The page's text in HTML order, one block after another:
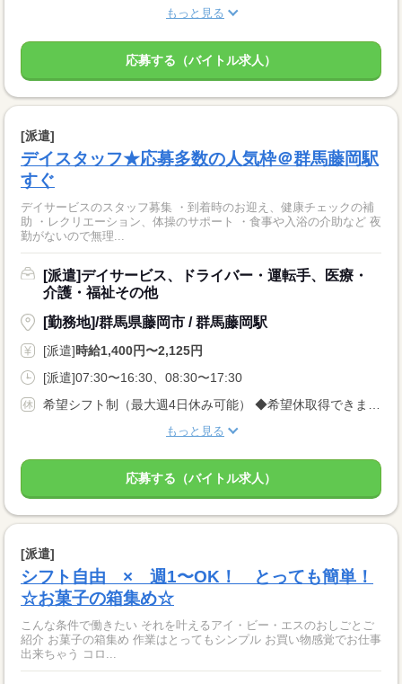
もっと見る
応募する（バイトル求人）
[派遣]
デイスタッフ★応募多数の人気枠＠群馬藤岡駅
すぐ
デイサービスのスタッフ募集 ・到着時のお迎え、健康チェックの補
助 ・レクリエーション、体操のサポート ・食事や入浴の介助など 夜
勤がないので無理...
[派遣]デイサービス、ドライバー・運転手、医療・
介護・福祉その他
[勤務地]/群馬県藤岡市 / 群馬藤岡駅
[派遣]時給1,400円〜2,125円
[派遣]07:30〜16:30、08:30〜17:30
もっと見る
応募する（バイトル求人）
[派遣]
シフト自由 × 週1〜OK！ とっても簡単！
☆お菓子の箱集め☆
こんな条件で働きたい それを叶えるアイ・ビー・エスのおしごとご
紹介 お菓子の箱集め 作業はとってもシンプル お買い物感覚でお仕事
出来ちゃう コロ...